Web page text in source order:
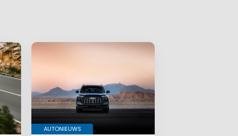
AUTONIEUWS